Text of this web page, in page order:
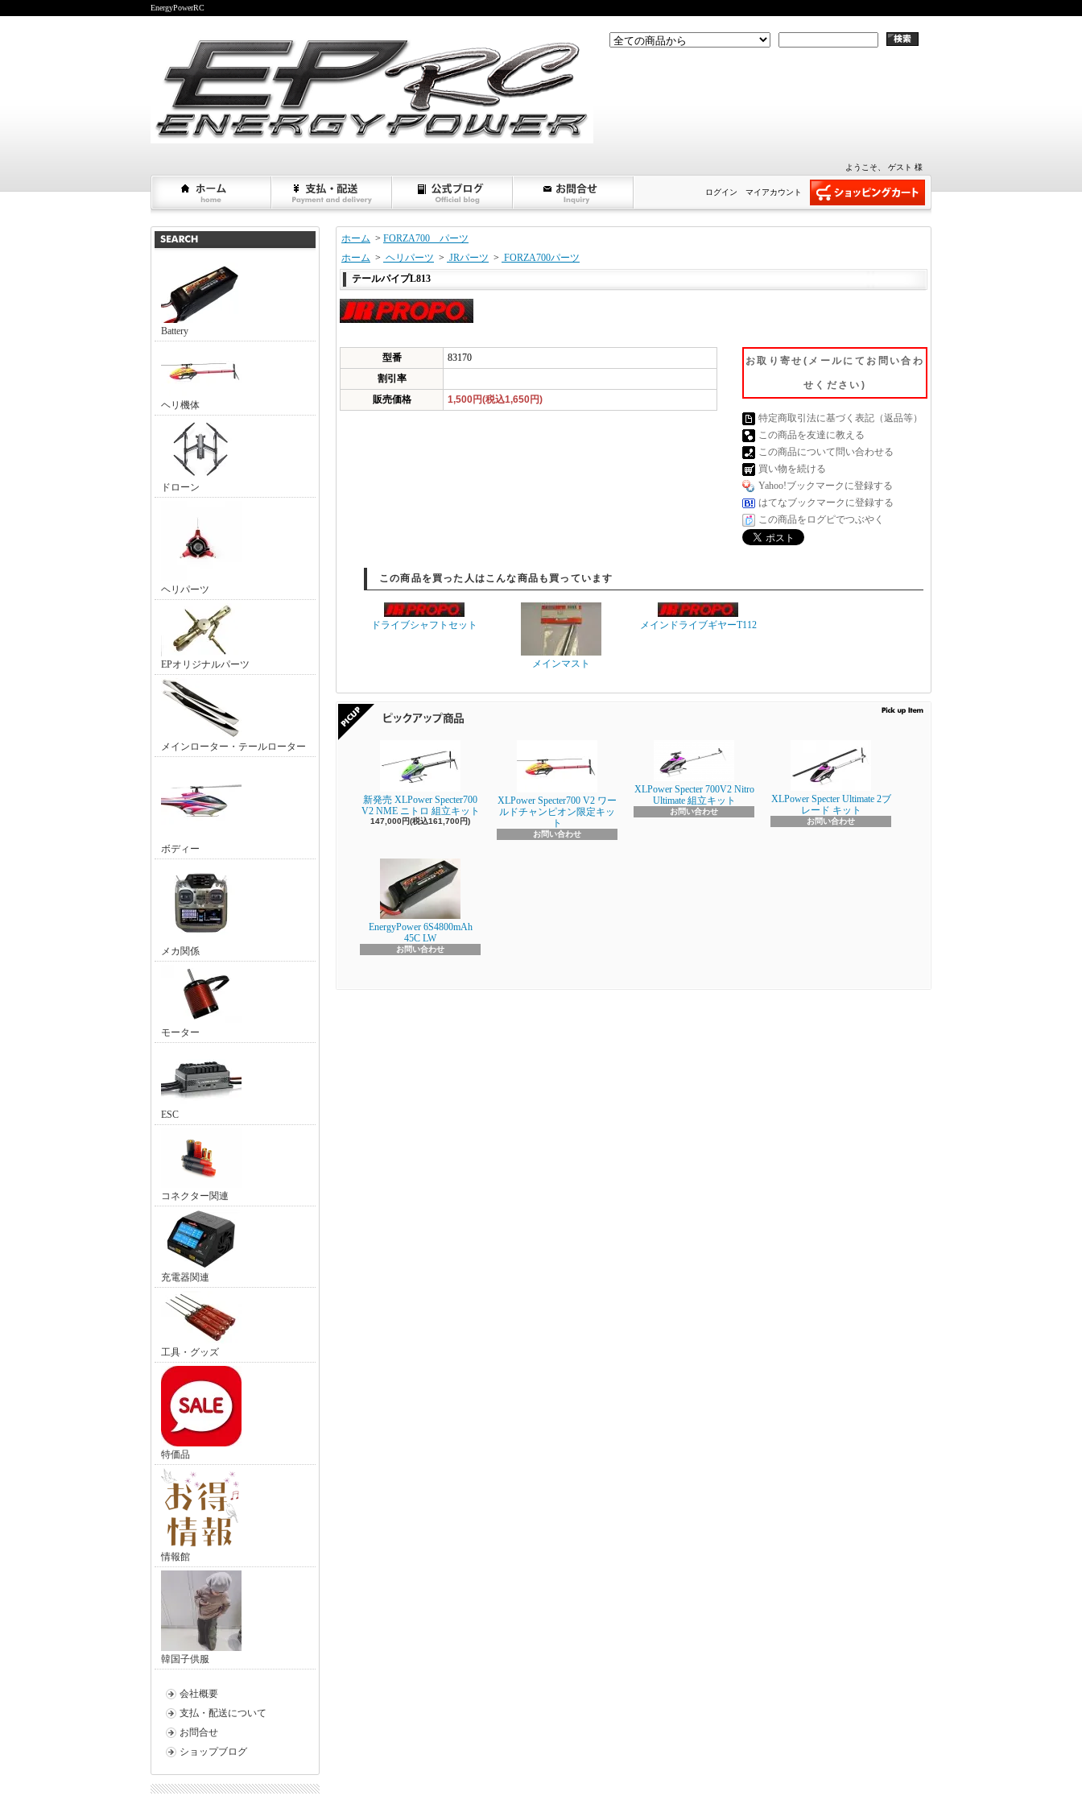
EnergyPowerRC
ようこそ、 ゲスト 様
マイアカウント
ログイン
Battery
ヘリ機体
ドローン
ヘリパーツ
EPオリジナルパーツ
メインローター・テールローター
ボディー
メカ関係
モーター
ESC
コネクター関連
充電器関連
工具・グッズ
特価品
情報館
韓国子供服
会社概要
支払・配送について
お問合せ
ショップブログ
ホーム > FORZA700 パーツ
ホーム > ヘリパーツ > JRパーツ > FORZA700パーツ
テールパイプL813
型番
83170
割引率
販売価格
1,500円(税込1,650円)
お取り寄せ(メールにてお問い合わ
せください)
特定商取引法に基づく表記（返品等）
この商品を友達に教える
この商品について問い合わせる
買い物を続ける
Yahoo!ブックマークに登録する
はてなブックマークに登録する
この商品をログピでつぶやく
この商品を買った人はこんな商品も買っています
ドライブシャフトセット
メインマスト
メインドライブギヤーT112
新発売 XLPower Specter700
V2 NME ニトロ 組立キット
147,000円(税込161,700円)
XLPower Specter700 V2 ワー
ルドチャンピオン限定キッ
ト
お問い合わせ
XLPower Specter 700V2 Nitro
Ultimate 組立キット
お問い合わせ
XLPower Specter Ultimate 2ブ
レード キット
お問い合わせ
EnergyPower 6S4800mAh
45C LW
お問い合わせ